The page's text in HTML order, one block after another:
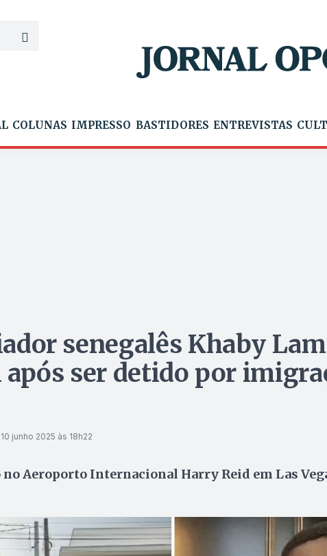
COLUNAS IMPRESSO BASTIDORES ENTREVISTAS
senegalês Khaby
ser detido por
10 junho 2025 às 18h22
Aeroporto Internacional Harry Reid em Las